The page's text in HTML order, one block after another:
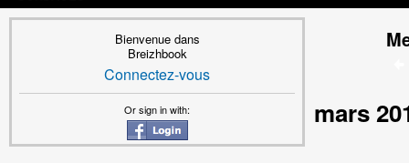
Bienvenue dans
Breizhbook
Connectez-vous
Or sign in with: mars